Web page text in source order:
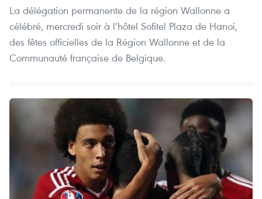
La délégation permanente de la région Wallonne a
célébré, mercredi soir à l’hôtel Sofitel Plaza de Hanoi,
des fêtes officielles de la Région Wallonne et de la
Communauté française de Belgique.